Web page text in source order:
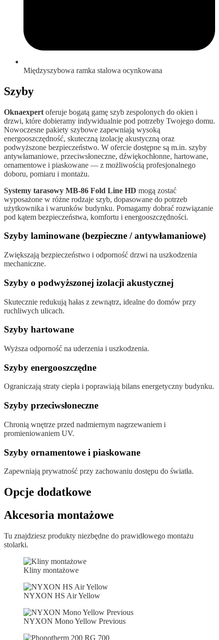
Międzyszybowa ramka stalowa ocynkowana
Szyby
Oknaexpert oferuje bogatą gamę szyb zespolonych do okien i
drzwi, które dobieramy indywidualnie pod potrzeby Twojego domu.
Nowoczesne pakiety szybowe zapewniają wysoką
energooszczędność, skuteczną izolację akustyczną oraz
podwyższone bezpieczeństwo. W ofercie dostępne są m.in. szyby
antywłamaniowe, przeciwsłoneczne, dźwiękochłonne, hartowane,
ornamentowe i piaskowane — z możliwością profesjonalnego
doboru, pomiaru i montażu.
Systemy tarasowy MB-86 Fold Line HD mogą zostać
wyposażone w różne rodzaje szyb, dopasowane do potrzeb
użytkownika i warunków budynku. Pomagamy dobrać rozwiązanie
pod kątem bezpieczeństwa, komfortu i energooszczędności.
Szyby laminowane (bezpieczne / antywłamaniowe)
Zwiększają bezpieczeństwo i odporność drzwi na uszkodzenia
mechaniczne.
Szyby o podwyższonej izolacji akustycznej
Skutecznie redukują hałas z zewnątrz, idealne do domów przy
ruchliwych ulicach.
Szyby hartowane
Wyższa odporność na uderzenia i uszkodzenia.
Szyby energooszczędne
Ograniczają straty ciepła i poprawiają bilans energetyczny budynku.
Szyby przeciwsłoneczne
Chronią wnętrze przed nadmiernym nagrzewaniem i
promieniowaniem UV.
Szyby ornamentowe i piaskowane
Zapewniają prywatność przy zachowaniu dostępu do światła.
Opcje dodatkowe
Akcesoria montażowe
Tu znajdziesz produkty niezbędne do prawidłowego montażu
stolarki.
Kliny montażowe
NYXON HS Air Yellow
NYXON Mono Yellow Previous